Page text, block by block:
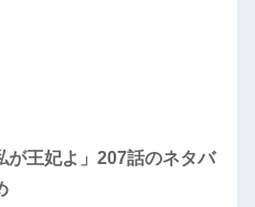
が王妃よ」207話のネタバ